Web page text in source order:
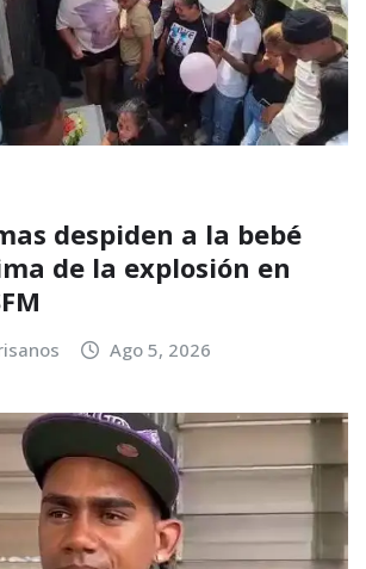
despiden a la bebé
de la explosión en
Ago 5, 2026